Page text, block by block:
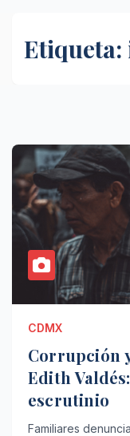
Etiqueta:
CDMX
Corrupción
Edith
escrutinio
Familiares